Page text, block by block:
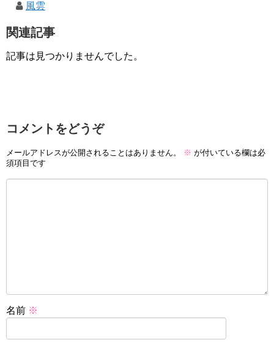
風雲
関連記事
記事は見つかりませんでした。
コメントをどうぞ
メールアドレスが公開されることはありません。 ※ が付いている欄は必
須項目です
名前 ※